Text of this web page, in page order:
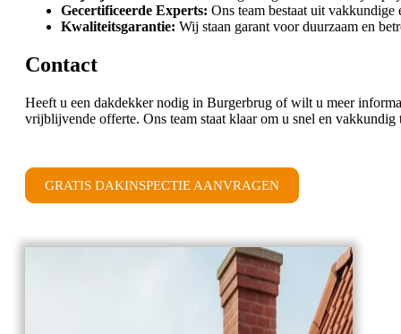
Gecertificeerde Experts: Ons team bestaat uit vakkundige
Kwaliteitsgarantie: Wij staan garant voor duurzaam en
Contact
Heeft u een dakdekker nodig in Burgerbrug of wilt u meer
vrijblijvende offerte. Ons team staat klaar om u snel en
GRATIS DAKINSPECTIE AANVRAGEN